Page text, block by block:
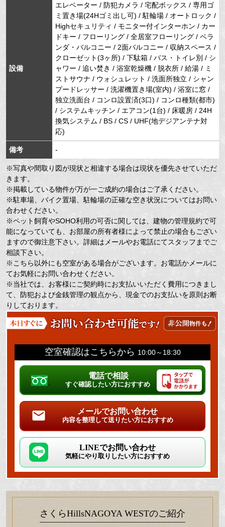
設備
エレベーター / 防犯カメラ / 宅配ボックス / 専用ゴ
ミ置き場(24Hゴミ出し可) / 駐輪場 / オートロック /
Highセキュリティ / モニター付インターホン / カー
ドキー / フローリング / 全居室フローリング / ベラ
ンダ・バルコニー / 2面バルコニー / 収納スペース /
クローゼット(3ヶ所) / 下駄箱 / バス・トイレ別 / シ
ャワー / 追い焚き / 浴室乾燥機 / 脱衣所 / 給湯 / ミ
ストサウナ / ウォシュレット / 洗面所独立 / シャン
プードレッサー / 洗濯機置き場(室内) / 浴室に窓 /
独立洗面台 / コンロ設置済(3口) / コンロ種類(都市)
/ システムキッチン / エアコン(1台) / 床暖房 / 24H
換気システム / BS / CS / UHF(地デジアンテナ対
応)
備考 -
※写真や間取り図が現状と相違する場合は現状を優先させていただ
きます。
※掲載している物件が万が一ご成約の場合はご了承ください。
※駐車場、バイク置場、駐輪場の正確な空き状況についてはお問い
合わせください。
※ペット飼育やSOHO利用の可否に関しては、建物の管理規約で可
能になっていても、お部屋の所有者様によって禁止の場合もござい
ますので御注意下さい。詳細はメールやお電話にてスタッフまでご
相談下さい。
※こちら以外にも空室がある場合がございます。お電話かメールに
てお気軽にお問い合わせください。
※当社では、お客様にご契約時にお支払いいただく費用につきまし
て、防犯および金銭管理の観点から、現金でのお支払いを原則お断
りしております。
空室確認はこちらから 10:00～18:30
電話で相談
すぐ確認したい方におすすめ
メールでお問い合わせ
内容を整理して送りたい方におすすめ
LINEでお問い合わせ
気軽にやり取りしたい方におすすめ
さくらHillsNAGOYA WESTのご紹介